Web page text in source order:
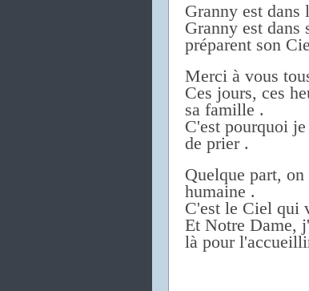
Granny est dans
Granny est dans
préparent son
Merci à vous
Ces jours, ces
sa famille .
C'est pourquoi
de prier .
Quelque part,
humaine .
C'est le Ciel qui
Et Notre Dame,
là pour